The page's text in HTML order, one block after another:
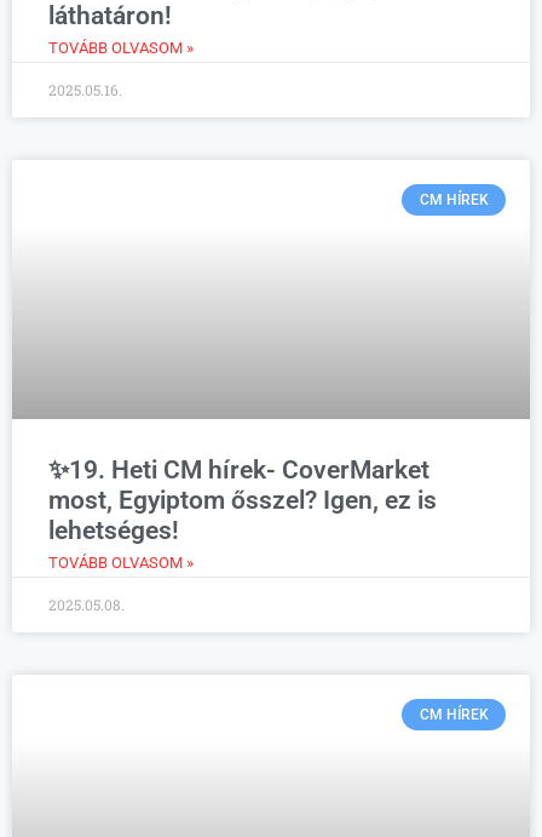
láthatáron!
TOVÁBB OLVASOM »
2025.05.16.
CM HÍREK
✨19. Heti CM hírek- CoverMarket
most, Egyiptom ősszel? Igen, ez is
lehetséges!
TOVÁBB OLVASOM »
2025.05.08.
CM HÍREK